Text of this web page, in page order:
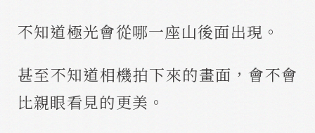
不知道極光會從哪一座山後面出現。
甚至不知道相機拍下來的畫面，會不會
比親眼看見的更美。